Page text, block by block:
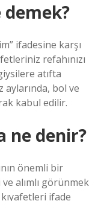
demek?
ifadesine karşı
refahınızı
atıfta
bol ve
kabul edilir.
ne denir?
önemli bir
ve alımlı görünmek
ifade